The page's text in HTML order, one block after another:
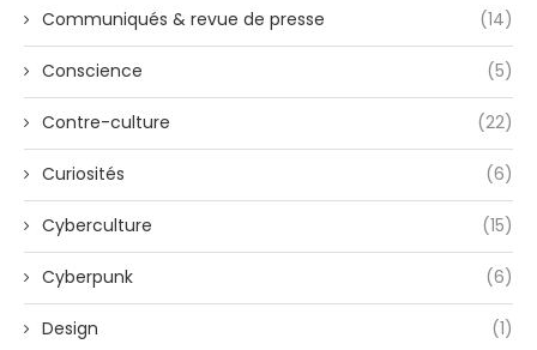
Communiqués & revue de presse (14)
Conscience (5)
Contre-culture (22)
Curiosités (6)
Cyberculture (15)
Cyberpunk (6)
Design (1)